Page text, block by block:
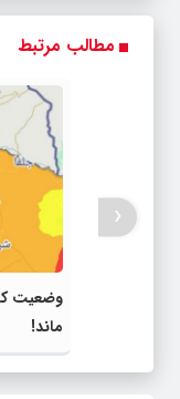
مطالب مرتبط
وضعیت
ماند!
‹